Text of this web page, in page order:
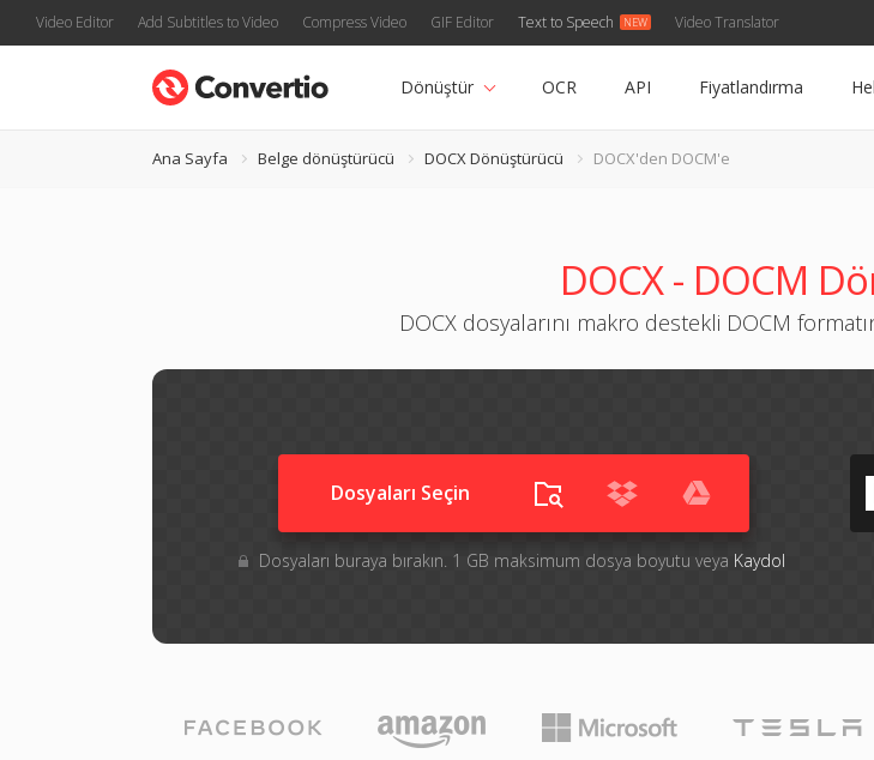
Video Editor Add Subtitles to Video Compress Video GIF Editor Text to Speech Video Translator
Dönüştür OCR API Fiyatlandırma
Ana Sayfa Belge dönüştürücü DOCX Dönüştürücü DOCX'den DOCM'e
DOCX - DOCM
DOCX dosyalarını makro destekli DOCM
Dosyaları Seçin
Dosyaları buraya bırakın. 1 GB maksimum dosya boyutu veya Kaydol